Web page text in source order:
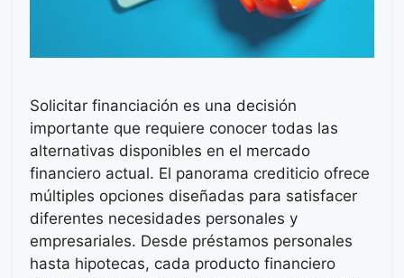
Solicitar financiación es una decisión
importante que requiere conocer todas las
alternativas disponibles en el mercado
financiero actual. El panorama crediticio ofrece
múltiples opciones diseñadas para satisfacer
diferentes necesidades personales y
empresariales. Desde préstamos personales
hasta hipotecas, cada producto financiero